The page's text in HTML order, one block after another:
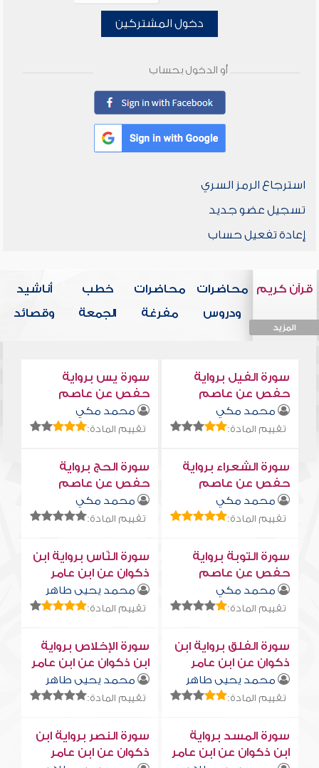
دخول المشتركين
أو الدخول بحساب
استرجاع الرمز السري
تسجيل عضو جديد
إعادة تفعيل حساب
قرآن كريم
المزيد
محاضرات
ودروس
محاضرات
مفرغة
خطب
الجمعة
أناشيد
وقصائد
سورة الفيل برواية
حفص عن عاصم
محمد مكي
تقييم المادة:
سورة يس برواية
حفص عن عاصم
محمد مكي
تقييم المادة:
سورة الشعراء برواية
حفص عن عاصم
محمد مكي
تقييم المادة:
سورة الحج برواية
حفص عن عاصم
محمد مكي
تقييم المادة:
سورة التوبة برواية
حفص عن عاصم
محمد مكي
تقييم المادة:
سورة النّاس برواية ابن
ذكوان عن ابن عامر
محمد يحيى طاهر
تقييم المادة:
سورة الفلق برواية ابن
ذكوان عن ابن عامر
محمد يحيى طاهر
تقييم المادة:
سورة الإخلاص برواية
ابن ذكوان عن ابن عامر
محمد يحيى طاهر
تقييم المادة:
سورة المسد برواية
ابن ذكوان عن ابن عامر
سورة النصر برواية ابن
ذكوان عن ابن عامر